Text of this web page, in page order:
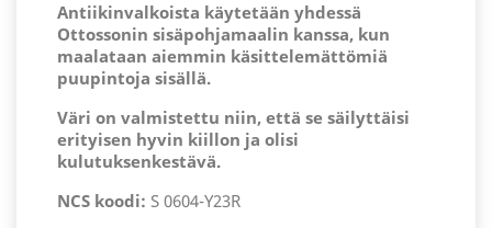
Antiikinvalkoista käytetään yhdessä
Ottossonin sisäpohjamaalin kanssa, kun
maalataan aiemmin käsittelemättömiä
puupintoja sisällä.
Väri on valmistettu niin, että se säilyttäisi
erityisen hyvin kiillon ja olisi
kulutuksenkestävä.
NCS koodi: S 0604-Y23R